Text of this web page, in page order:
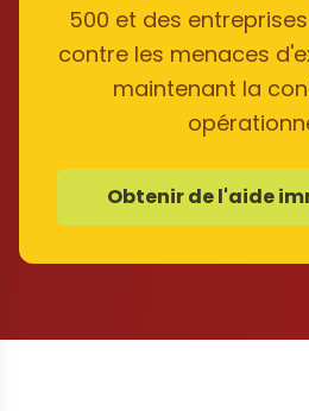
500 et des
contre les menaces
maintenant la
Obtenir de l'aide